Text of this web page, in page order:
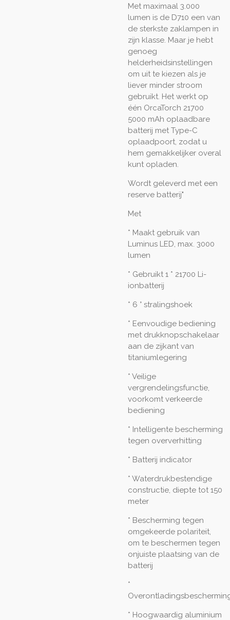
Met maximaal 3.000
lumen is de D710 een van
de sterkste zaklampen in
zijn klasse. Maar je hebt
genoeg
helderheidsinstellingen
om uit te kiezen als je
liever minder stroom
gebruikt. Het werkt op
één OrcaTorch 21700
5000 mAh oplaadbare
batterij met Type-C
oplaadpoort, zodat u
hem gemakkelijker overal
kunt opladen.
Wordt geleverd met een
reserve batterij"
Met
* Maakt gebruik van
Luminus LED, max. 3000
lumen
* Gebruikt 1 * 21700 Li-
ionbatterij
* 6 ° stralingshoek
* Eenvoudige bediening
met drukknopschakelaar
aan de zijkant van
titaniumlegering
* Veilige
vergrendelingsfunctie,
voorkomt verkeerde
bediening
* Intelligente bescherming
tegen oververhitting
* Batterij indicator
* Waterdrukbestendige
constructie, diepte tot 150
meter
* Bescherming tegen
omgekeerde polariteit,
om te beschermen tegen
onjuiste plaatsing van de
batterij
*
* Hoogwaardig aluminium